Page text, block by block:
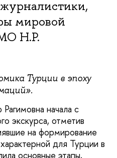
мировой
Н.Р.
Турции в эпоху
начала с
экскурса, отметив
на формирование
для Турции в
основные этапы,